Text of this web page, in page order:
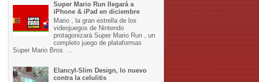
Super Mario Run llegará a
iPhone & iPad en diciembre
Mario , la gran estrella de los
videojuegos de Nintendo
protagonizará Super Mario Run , un
completo juego de plataformas
Super Mario Bros. ...
Elancyl-Slim Design, lo nuevo
contra la celulitis